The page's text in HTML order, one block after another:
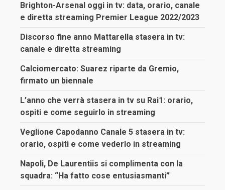
Brighton-Arsenal oggi in tv: data, orario, canale
e diretta streaming Premier League 2022/2023
Discorso fine anno Mattarella stasera in tv:
canale e diretta streaming
Calciomercato: Suarez riparte da Gremio,
firmato un biennale
L’anno che verrà stasera in tv su Rai1: orario,
ospiti e come seguirlo in streaming
Veglione Capodanno Canale 5 stasera in tv:
orario, ospiti e come vederlo in streaming
Napoli, De Laurentiis si complimenta con la
squadra: “Ha fatto cose entusiasmanti”